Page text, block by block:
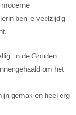
ben je veelzijdig
In de Gouden
om het
gemak en heel erg